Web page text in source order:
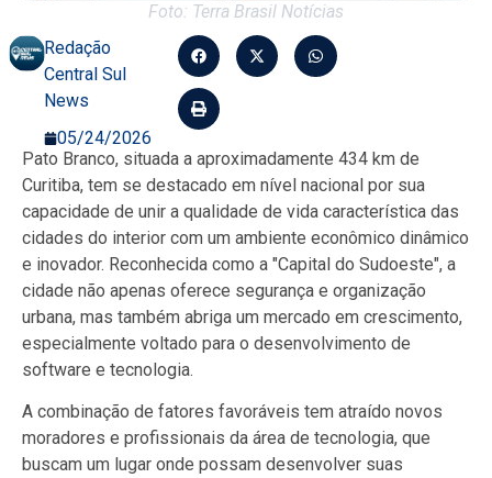
Foto: Terra Brasil Notícias
Redação
Central Sul
News
05/24/2026
Pato Branco, situada a aproximadamente 434 km de
Curitiba, tem se destacado em nível nacional por sua
capacidade de unir a qualidade de vida característica das
cidades do interior com um ambiente econômico dinâmico
e inovador. Reconhecida como a "Capital do Sudoeste", a
cidade não apenas oferece segurança e organização
urbana, mas também abriga um mercado em crescimento,
especialmente voltado para o desenvolvimento de
software e tecnologia.
A combinação de fatores favoráveis tem atraído novos
moradores e profissionais da área de tecnologia, que
buscam um lugar onde possam desenvolver suas